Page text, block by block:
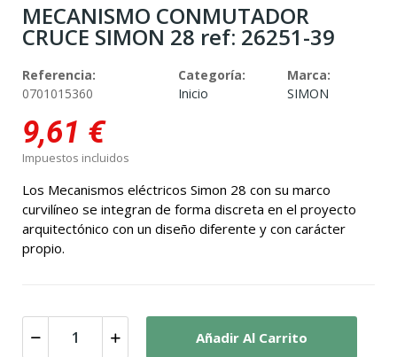
MECANISMO CONMUTADOR
CRUCE SIMON 28 ref: 26251-39
Referencia:
0701015360
Categoría:
Inicio
Marca:
SIMON
9,61 €
Impuestos incluidos
Los Mecanismos eléctricos Simon 28 con su marco
curvilíneo se integran de forma discreta en el proyecto
arquitectónico con un diseño diferente y con carácter
propio.
Añadir Al Carrito